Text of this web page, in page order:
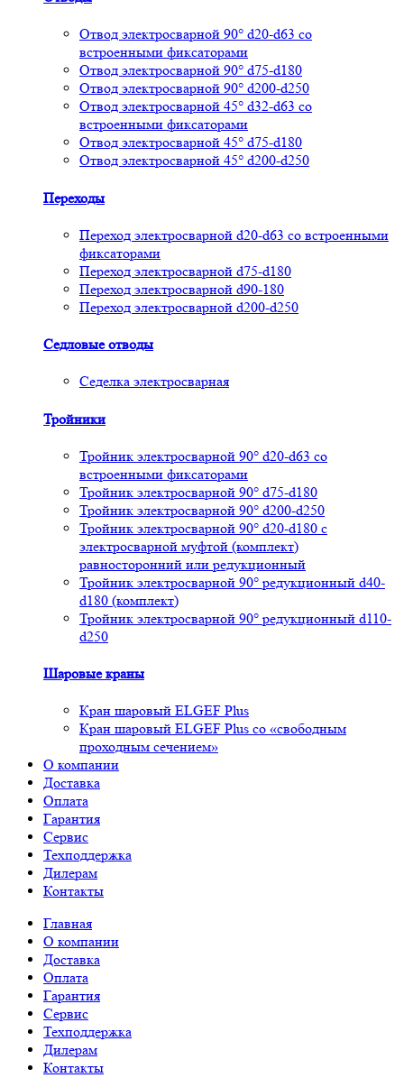
Отвод электросварной 90° d20-d63 со
встроенными фиксаторами
Отвод электросварной 90° d75-d180
Отвод электросварной 90° d200-d250
Отвод электросварной 45° d32-d63 со
встроенными фиксаторами
Отвод электросварной 45° d75-d180
Отвод электросварной 45° d200-d250
Переходы
Переход электросварной d20-d63 со встроенными
фиксаторами
Переход электросварной d75-d180
Переход электросварной d90-180
Переход электросварной d200-d250
Седловые отводы
Седелка электросварная
Тройники
Тройник электросварной 90° d20-d63 со
встроенными фиксаторами
Тройник электросварной 90° d75-d180
Тройник электросварной 90° d200-d250
Тройник электросварной 90° d20-d180 с
электросварной муфтой (комплект)
равносторонний или редукционный
Тройник электросварной 90° редукционный d40-
d180 (комплект)
Тройник электросварной 90° редукционный d110-
d250
Шаровые краны
Кран шаровый ELGEF Plus
Кран шаровый ELGEF Plus со «свободным
проходным сечением»
О компании
Доставка
Оплата
Гарантия
Сервис
Техподдержка
Дилерам
Контакты
Главная
О компании
Доставка
Оплата
Гарантия
Сервис
Техподдержка
Дилерам
Контакты